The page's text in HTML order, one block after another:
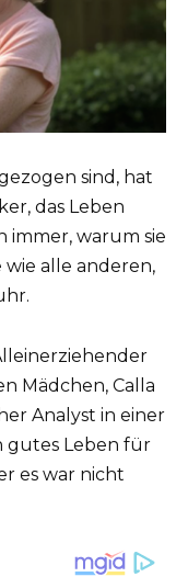
sind, hat
das Leben
immer, warum sie
alle anderen,
Mädchen, Calla
Analyst in einer
gutes Leben für
es war nicht